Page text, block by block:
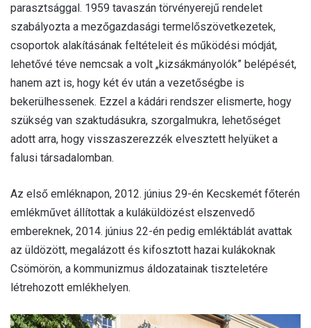
parasztsággal. 1959 tavaszán törvényerejű rendelet
szabályozta a mezőgazdasági termelőszövetkezetek,
csoportok alakításának feltételeit és működési módját,
lehetővé téve nemcsak a volt „kizsákmányolók” belépését,
hanem azt is, hogy két év után a vezetőségbe is
bekerülhessenek. Ezzel a kádári rendszer elismerte, hogy
szükség van szaktudásukra, szorgalmukra, lehetőséget
adott arra, hogy visszaszerezzék elvesztett helyüket a
falusi társadalomban.
Az első emléknapon, 2012. június 29-én Kecskemét főterén
emlékművet állítottak a kuláküldözést elszenvedő
embereknek, 2014. június 22-én pedig emléktáblát avattak
az üldözött, megalázott és kifosztott hazai kulákoknak
Csömörön, a kommunizmus áldozatainak tiszteletére
létrehozott emlékhelyen.